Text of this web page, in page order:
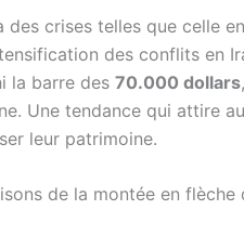
des crises telles que celle
des conflits en
la barre des 70.000 dollars
Une tendance qui attire
leur patrimoine.
de la montée en flèche